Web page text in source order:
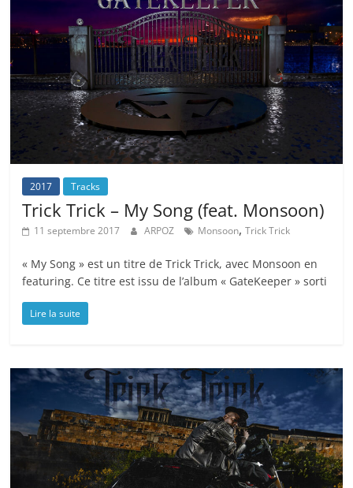
2017 Tracks
Trick Trick – My Song (feat. Monsoon)
11 septembre 2017 ARPOZ Monsoon,Trick Trick
« My Song » est un titre de Trick Trick, avec Monsoon en
featuring. Ce titre est issu de l’album « GateKeeper » sorti
Lire la suite